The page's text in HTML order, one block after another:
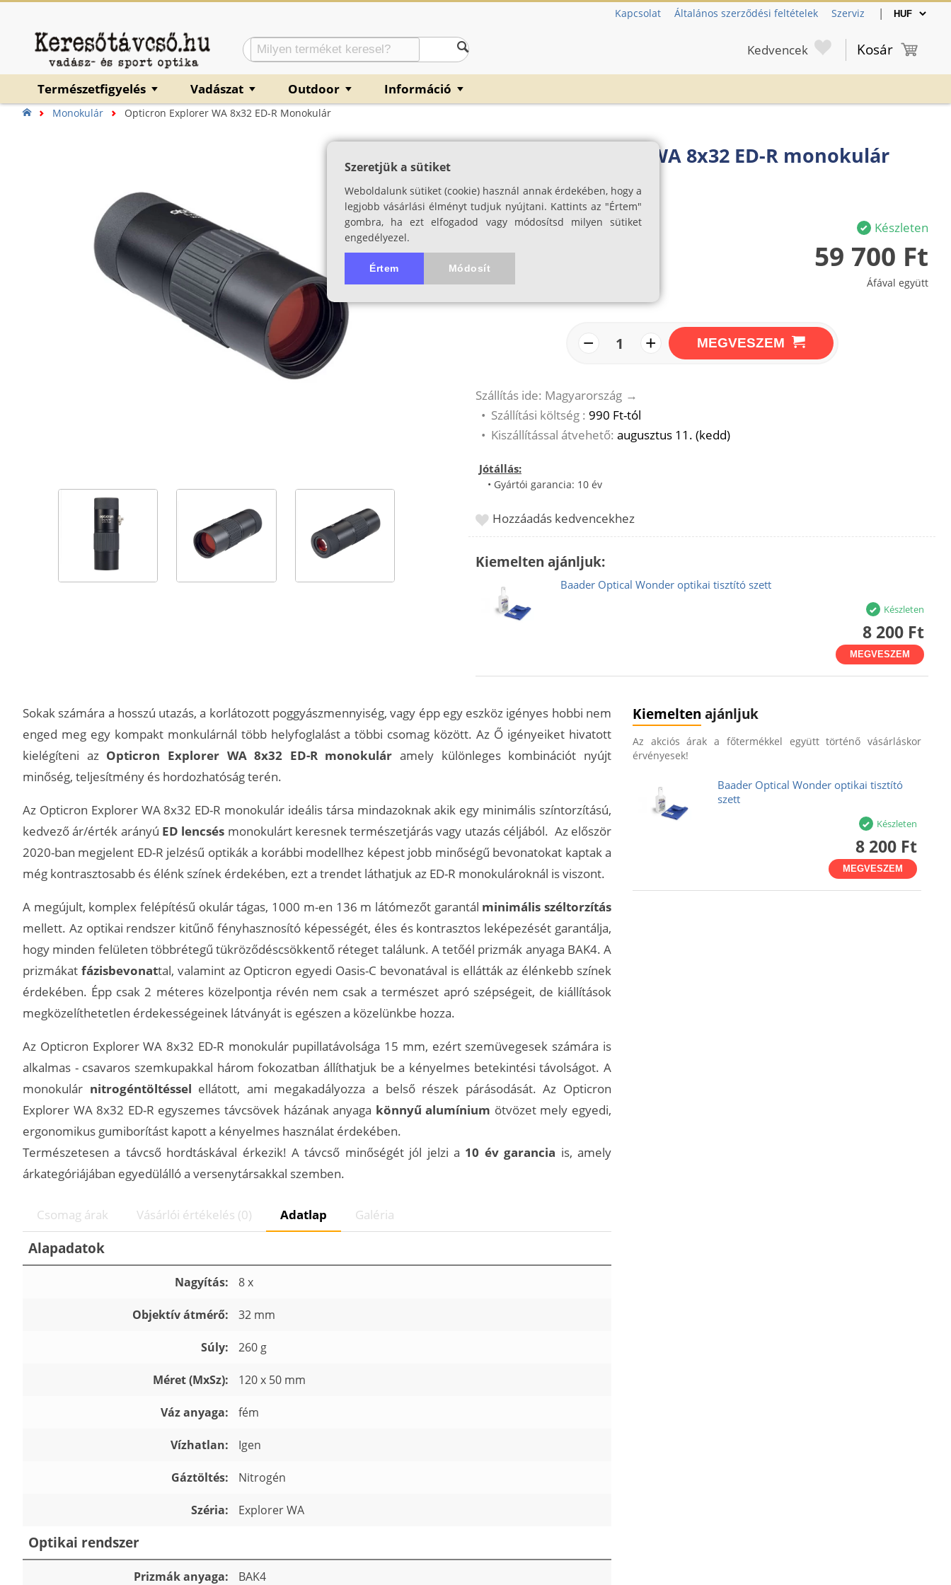
Kapcsolat Általános szerződési feltételek Szerviz |
Kedvencek Kosár
Természetfigyelés ▼ Vadászat ▼ Outdoor ▼ Információ ▼
Monokulár Opticron Explorer WA 8x32 ED-R Monokulár
Opticron Explorer WA 8x32 ED-R monokulár
SKU: 03852
Készleten
59 700 Ft
Áfával együtt
− 1 + MEGVESZEM
Szállítás ide: Magyarország →
• Szállítási költség : 990 Ft-tól
• Kiszállítással átvehető: augusztus 11. (kedd)
Jótállás:
• Gyártói garancia: 10 év
Hozzáadás kedvencekhez
Kiemelten ajánljuk:
Baader Optical Wonder optikai tisztító szett
Készleten
8 200 Ft
MEGVESZEM
Sokak számára a hosszú utazás, a korlátozott poggyászmennyiség, vagy épp egy eszköz igényes hobbi nem
enged meg egy kompakt monkulárnál több helyfoglalást a többi csomag között. Az Ő igényeiket hivatott
kielégíteni az Opticron Explorer WA 8x32 ED-R monokulár amely különleges kombinációt nyújt
minőség, teljesítmény és hordozhatóság terén.
Az Opticron Explorer WA 8x32 ED-R monokulár ideális társa mindazoknak akik egy minimális színtorzítású,
kedvező ár/érték arányú ED lencsés monokulárt keresnek természetjárás vagy utazás céljából. Az először
2020-ban megjelent ED-R jelzésű optikák a korábbi modellhez képest jobb minőségű bevonatokat kaptak a
még kontrasztosabb és élénk színek érdekében, ezt a trendet láthatjuk az ED-R monokulároknál is viszont.
A megújult, komplex felépítésű okulár tágas, 1000 m-en 136 m látómezőt garantál minimális széltorzítás
mellett. Az optikai rendszer kitűnő fényhasznosító képességét, éles és kontrasztos leképezését garantálja,
hogy minden felületen többrétegű tükröződéscsökkentő réteget találunk. A tetőél prizmák anyaga BAK4. A
prizmákat fázisbevonattal, valamint az Opticron egyedi Oasis-C bevonatával is ellátták az élénkebb színek
érdekében. Épp csak 2 méteres közelpontja révén nem csak a természet apró szépségeit, de kiállítások
megközelíthetetlen érdekességeinek látványát is egészen a közelünkbe hozza.
Az Opticron Explorer WA 8x32 ED-R monokulár pupillatávolsága 15 mm, ezért szemüvegesek számára is
alkalmas - csavaros szemkupakkal három fokozatban állíthatjuk be a kényelmes betekintési távolságot. A
monokulár nitrogéntöltéssel ellátott, ami megakadályozza a belső részek párásodását. Az Opticron
Explorer WA 8x32 ED-R egyszemes távcsövek házának anyaga könnyű alumínium ötvözet mely egyedi,
ergonomikus gumiborítást kapott a kényelmes használat érdekében.
Természetesen a távcső hordtáskával érkezik! A távcső minőségét jól jelzi a 10 év garancia is, amely
árkategóriájában egyedülálló a versenytársakkal szemben.
Csomag árak Vásárlói értékelés (0) Adatlap Galéria
Alapadatok
Nagyítás: 8 x
Objektív átmérő: 32 mm
Súly: 260 g
Méret (MxSz): 120 x 50 mm
Váz anyaga: fém
Vízhatlan: Igen
Gáztöltés: Nitrogén
Széria: Explorer WA
Optikai rendszer
Prizmák anyaga: BAK4
Kiemelten ajánljuk
Az akciós árak a főtermékkel együtt történő vásárláskor
érvényesek!
Baader Optical Wonder optikai tisztító
szett
Készleten
8 200 Ft
MEGVESZEM
Szeretjük a sütiket
Weboldalunk sütiket (cookie) használ annak érdekében, hogy a
legjobb vásárlási élményt tudjuk nyújtani. Kattints az "Értem"
gombra, ha ezt elfogadod vagy módosítsd milyen sütiket
engedélyezel.
Értem Módosít